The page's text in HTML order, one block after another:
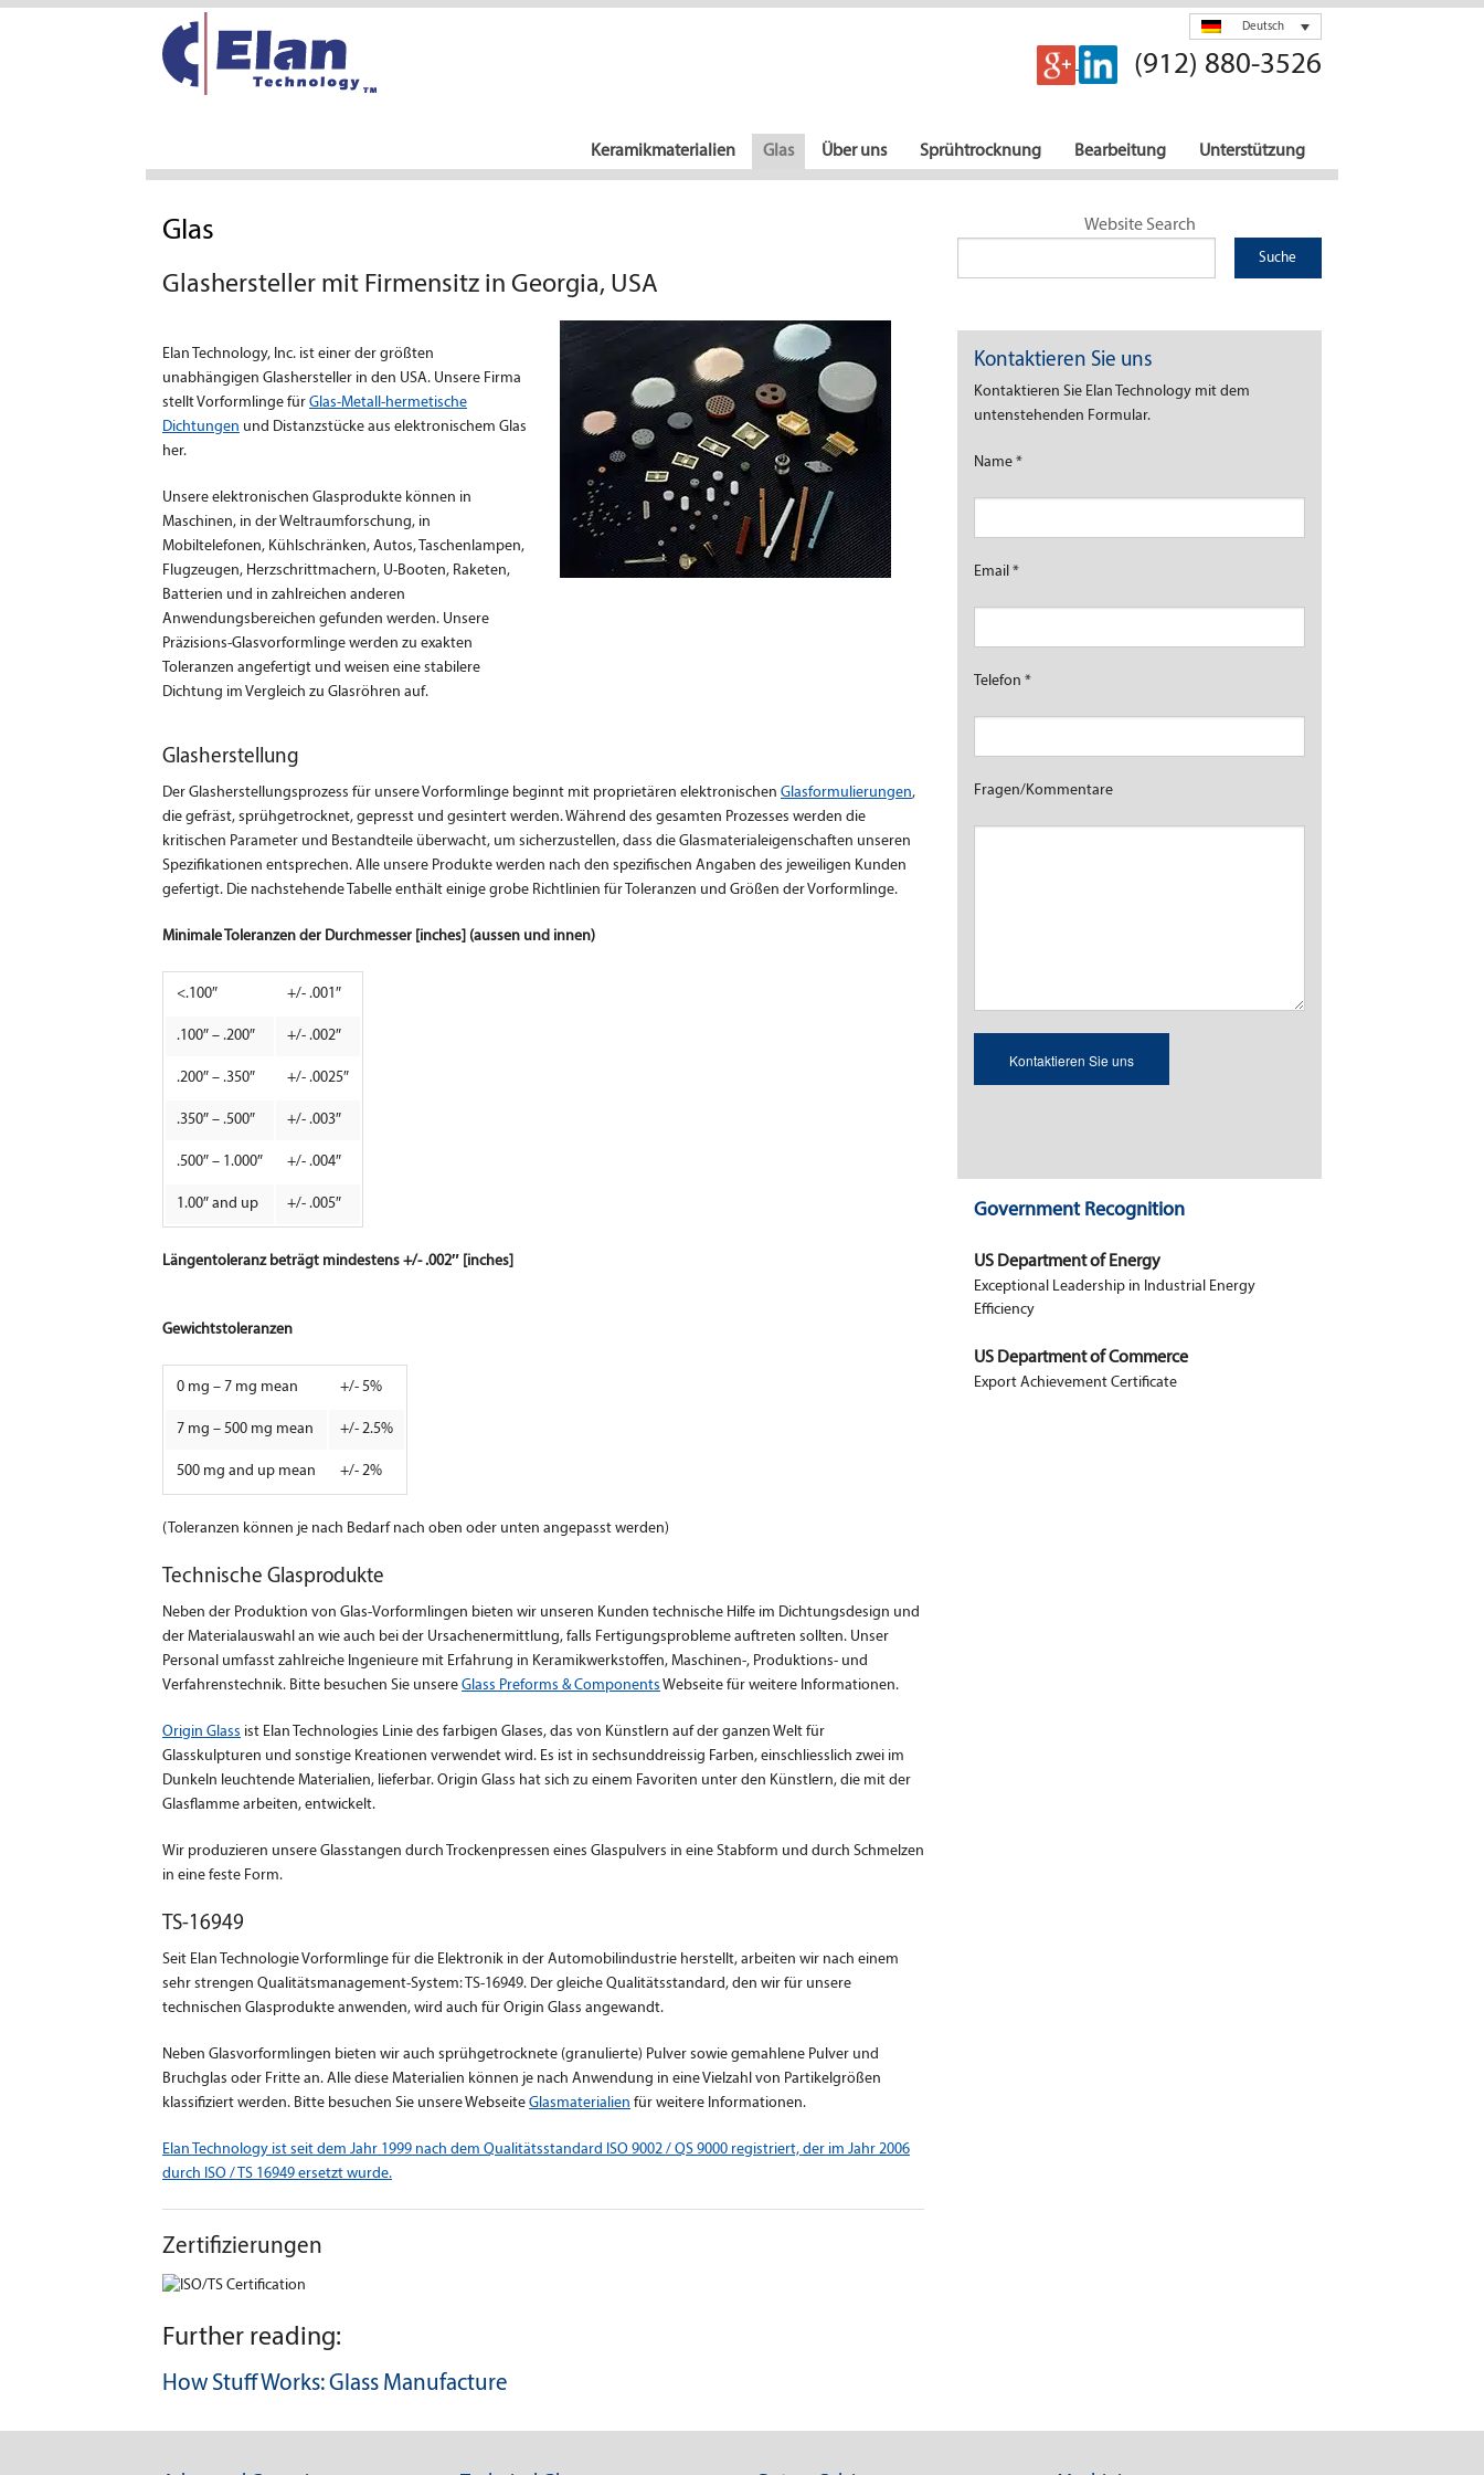
Deutsch
(912) 880-3526
Keramikmaterialien Glas Über uns Sprühtrocknung Bearbeitung Unterstützung
Glas
Glashersteller mit Firmensitz in Georgia, USA
Elan Technology, Inc. ist einer der größten
unabhängigen Glashersteller in den USA. Unsere Firma
stellt Vorformlinge für Glas-Metall-hermetische
Dichtungen und Distanzstücke aus elektronischem Glas
her.
Unsere elektronischen Glasprodukte können in
Maschinen, in der Weltraumforschung, in
Mobiltelefonen, Kühlschränken, Autos, Taschenlampen,
Flugzeugen, Herzschrittmachern, U-Booten, Raketen,
Batterien und in zahlreichen anderen
Anwendungsbereichen gefunden werden. Unsere
Präzisions-Glasvorformlinge werden zu exakten
Toleranzen angefertigt und weisen eine stabilere
Dichtung im Vergleich zu Glasröhren auf.
Glasherstellung
Der Glasherstellungsprozess für unsere Vorformlinge beginnt mit proprietären elektronischen Glasformulierungen,
die gefräst, sprühgetrocknet, gepresst und gesintert werden. Während des gesamten Prozesses werden die
kritischen Parameter und Bestandteile überwacht, um sicherzustellen, dass die Glasmaterialeigenschaften unseren
Spezifikationen entsprechen. Alle unsere Produkte werden nach den spezifischen Angaben des jeweiligen Kunden
gefertigt. Die nachstehende Tabelle enthält einige grobe Richtlinien für Toleranzen und Größen der Vorformlinge.
Minimale Toleranzen der Durchmesser [inches] (aussen und innen)
<.100″ +/- .001″
.100″ – .200″ +/- .002″
.200″ – .350″ +/- .0025″
.350″ – .500″ +/- .003″
.500″ – 1.000″ +/- .004″
1.00″ and up +/- .005″
Längentoleranz beträgt mindestens +/- .002″ [inches]
Gewichtstoleranzen
0 mg – 7 mg mean +/- 5%
7 mg – 500 mg mean +/- 2.5%
500 mg and up mean +/- 2%
(Toleranzen können je nach Bedarf nach oben oder unten angepasst werden)
Technische Glasprodukte
Neben der Produktion von Glas-Vorformlingen bieten wir unseren Kunden technische Hilfe im Dichtungsdesign und
der Materialauswahl an wie auch bei der Ursachenermittlung, falls Fertigungsprobleme auftreten sollten. Unser
Personal umfasst zahlreiche Ingenieure mit Erfahrung in Keramikwerkstoffen, Maschinen-, Produktions- und
Verfahrenstechnik. Bitte besuchen Sie unsere Glass Preforms & Components Webseite für weitere Informationen.
Origin Glass ist Elan Technologies Linie des farbigen Glases, das von Künstlern auf der ganzen Welt für
Glasskulpturen und sonstige Kreationen verwendet wird. Es ist in sechsunddreissig Farben, einschliesslich zwei im
Dunkeln leuchtende Materialien, lieferbar. Origin Glass hat sich zu einem Favoriten unter den Künstlern, die mit der
Glasflamme arbeiten, entwickelt.
Wir produzieren unsere Glasstangen durch Trockenpressen eines Glaspulvers in eine Stabform und durch Schmelzen
in eine feste Form.
TS-16949
Seit Elan Technologie Vorformlinge für die Elektronik in der Automobilindustrie herstellt, arbeiten wir nach einem
sehr strengen Qualitätsmanagement-System: TS-16949. Der gleiche Qualitätsstandard, den wir für unsere
technischen Glasprodukte anwenden, wird auch für Origin Glass angewandt.
Neben Glasvorformlingen bieten wir auch sprühgetrocknete (granulierte) Pulver sowie gemahlene Pulver und
Bruchglas oder Fritte an. Alle diese Materialien können je nach Anwendung in eine Vielzahl von Partikelgrößen
klassifiziert werden. Bitte besuchen Sie unsere Webseite Glasmaterialien für weitere Informationen.
Elan Technology ist seit dem Jahr 1999 nach dem Qualitätsstandard ISO 9002 / QS 9000 registriert, der im Jahr 2006
durch ISO / TS 16949 ersetzt wurde.
Zertifizierungen
Further reading:
How Stuff Works: Glass Manufacture
Website Search
Kontaktieren Sie uns
Kontaktieren Sie Elan Technology mit dem
untenstehenden Formular.
Name*
Email*
Telefon*
Fragen/Kommentare
Government Recognition
US Department of Energy
Exceptional Leadership in Industrial Energy
Efficiency
US Department of Commerce
Export Achievement Certificate